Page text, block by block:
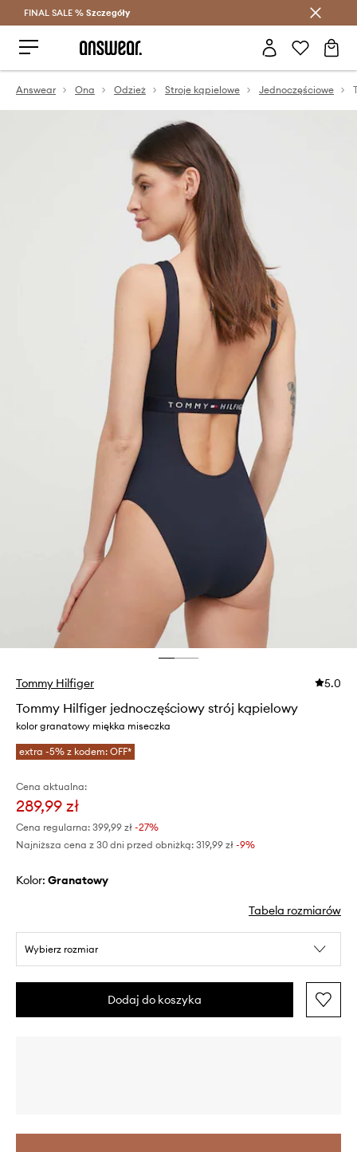
Oszczędzaj z Answear Club >
FINAL SALE % Szczegóły
Answear Ona Odzież Stroje kąpielowe Jednoczęściowe
Tommy Hilfiger 5.0
Tommy Hilfiger jednoczęściowy strój kąpielowy
kolor granatowy miękka miseczka
extra -5% z kodem: OFF*
Cena aktualna:
289,99 zł
Cena regularna: 399,99 zł -27%
Najniższa cena z 30 dni przed obniżką: 319,99 zł -9%
Kolor: granatowy
Tabela rozmiarów
Wybierz rozmiar
Dodaj do koszyka